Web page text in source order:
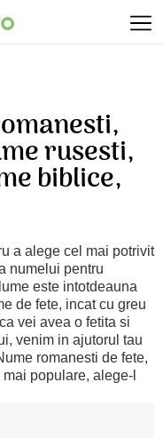
rusesti,
biblice,
a alege cel mai potrivit
numelui pentru
este intotdeauna
de fete, incat cu greu
vei avea o fetita si
venim in ajutorul tau
romanesti de fete,
populare, alege-l